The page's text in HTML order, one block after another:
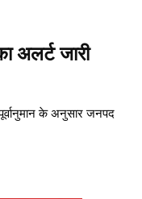
अलर्ट जारी
के अनुसार जनपद